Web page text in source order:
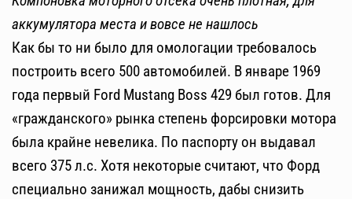
аккумулятора места и вовсе не нашлось
Как бы то ни было для омологации требовалось
построить всего 500 автомобилей. В январе 1969
года первый Ford Mustang Boss 429 был готов. Для
«гражданского» рынка степень форсировки мотора
была крайне невелика. По паспорту он выдавал
всего 375 л.с. Хотя некоторые считают, что Форд
специально занижал мощность, дабы снизить